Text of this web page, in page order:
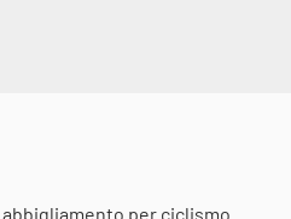
abbigliamento per ciclismo